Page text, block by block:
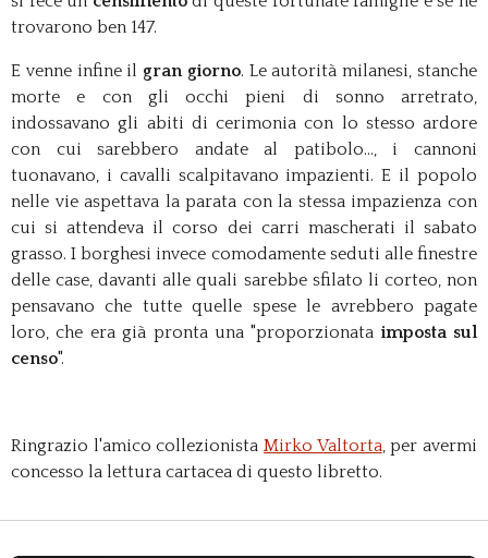
trovarono ben 147.
E venne infine il gran giorno. Le autorità milanesi, stanche
morte e con gli occhi pieni di sonno arretrato,
indossavano gli abiti di cerimonia con lo stesso ardore
con cui sarebbero andate al patibolo..., i cannoni
tuonavano, i cavalli scalpitavano impazienti. E il popolo
nelle vie aspettava la parata con la stessa impazienza con
cui si attendeva il corso dei carri mascherati il sabato
grasso. I borghesi invece comodamente seduti alle finestre
delle case, davanti alle quali sarebbe sfilato li corteo, non
pensavano che tutte quelle spese le avrebbero pagate
loro, che era già pronta una "proporzionata imposta sul
censo".
Ringrazio l'amico collezionista Mirko Valtorta, per avermi
concesso la lettura cartacea di questo libretto.